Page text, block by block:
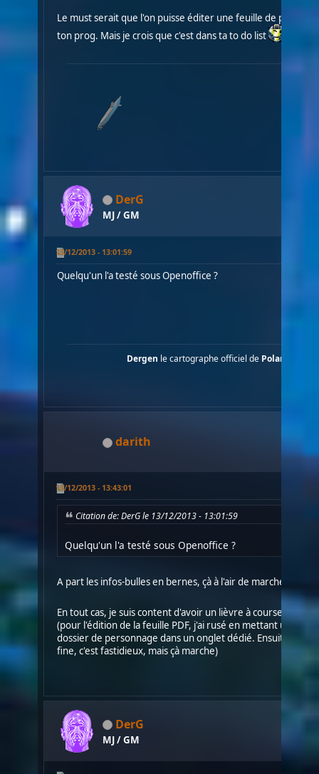
Le must serait que l'on puisse éditer une feuille de perso
ton prog. Mais je crois que c'est dans ta to do list
DerG
MJ / GM
13/12/2013 - 13:01:59
Quelqu'un l'a testé sous Openoffice ?
Dergen le cartographe officiel de Polaris
darith
13/12/2013 - 13:43:01
Citation de: DerG le 13/12/2013 - 13:01:59
Quelqu'un l'a testé sous Openoffice ?
A part les infos-bulles en bernes, çà à l'air de marcher.
En tout cas, je suis content d'avoir un lièvre à courser pour
(pour l'édition de la feuille PDF, j'ai rusé en mettant un
dossier de personnage dans un onglet dédié. Ensuite des
fine, c'est fastidieux, mais çà marche)
DerG
MJ / GM